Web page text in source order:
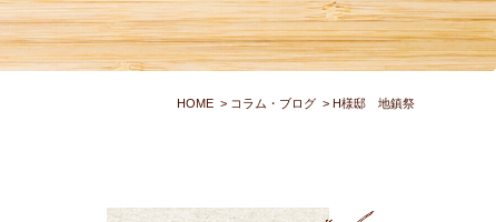
HOME コラム・ブログ H様邸 地鎮祭